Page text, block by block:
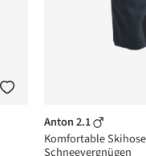
Anton 2.1
Komfortable